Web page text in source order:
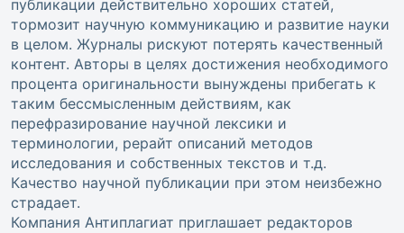
публикации действительно хороших статей,
тормозит научную коммуникацию и развитие науки
в целом. Журналы рискуют потерять качественный
контент. Авторы в целях достижения необходимого
процента оригинальности вынуждены прибегать к
таким бессмысленным действиям, как
перефразирование научной лексики и
терминологии, рерайт описаний методов
исследования и собственных текстов и т.д.
Качество научной публикации при этом неизбежно
страдает.
Компания Антиплагиат приглашает редакторов